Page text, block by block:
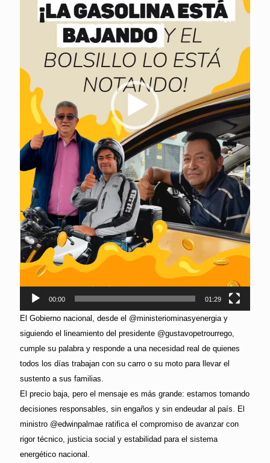
00:00 01:29
El Gobierno nacional, desde el @ministeriominasyenergia y
siguiendo el lineamiento del presidente @gustavopetrourrego,
cumple su palabra y responde a una necesidad real de quienes
todos los días trabajan con su carro o su moto para llevar el
sustento a sus familias.
El precio baja, pero el mensaje es más grande: estamos tomando
decisiones responsables, sin engaños y sin endeudar al país. El
ministro @edwinpalmae ratifica el compromiso de avanzar con
rigor técnico, justicia social y estabilidad para el sistema
energético nacional.